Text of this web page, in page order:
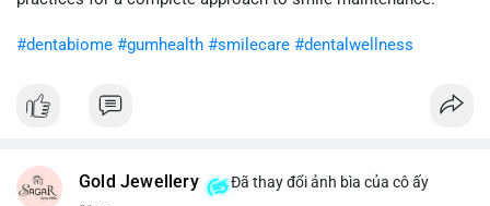
#dentabiome #gumhealth #smilecare #dentalwellness
Gold Jewellery Đã thay đổi ảnh bìa của cô ấy